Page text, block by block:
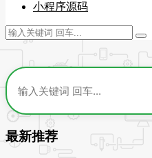
小程序源码
最新推荐